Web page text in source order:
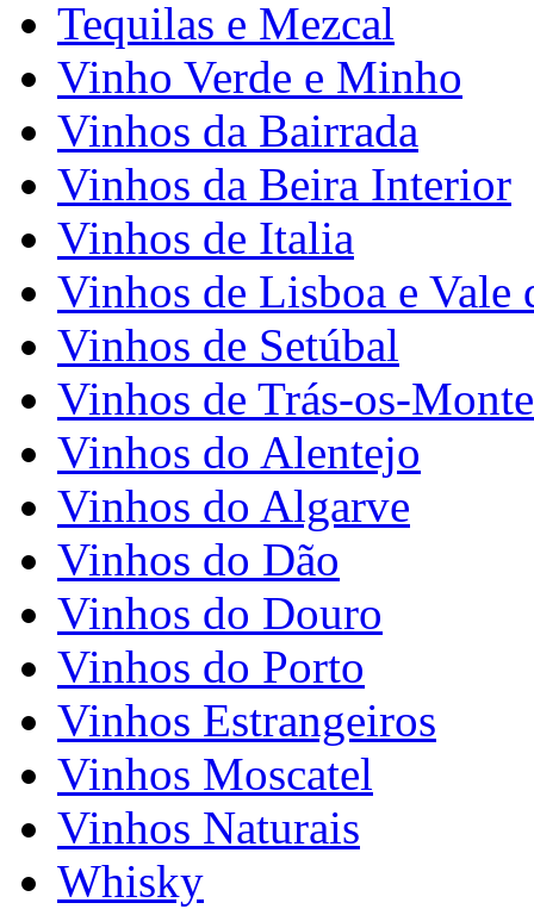
Tequilas e Mezcal
Vinho Verde e Minho
Vinhos da Bairrada
Vinhos da Beira Interior
Vinhos de Italia
Vinhos de Lisboa e Vale
Vinhos de Setúbal
Vinhos de Trás-os-
Vinhos do Alentejo
Vinhos do Algarve
Vinhos do Dão
Vinhos do Douro
Vinhos do Porto
Vinhos Estrangeiros
Vinhos Moscatel
Vinhos Naturais
Whisky